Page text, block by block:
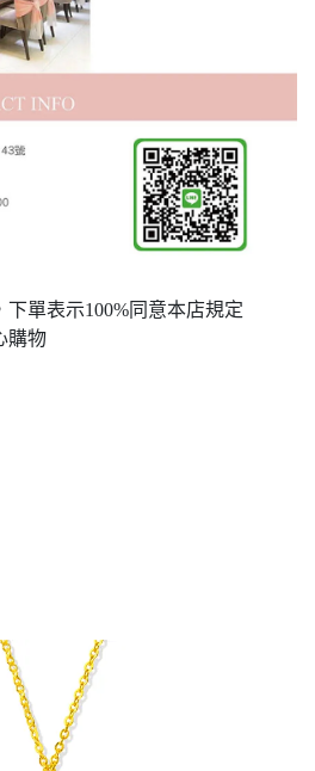
單表示100%同意本店規定
購物